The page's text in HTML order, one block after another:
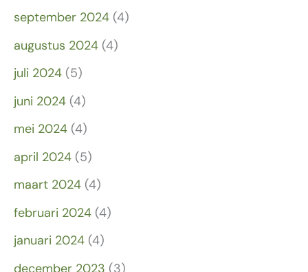
september 2024 (4)
augustus 2024 (4)
juli 2024 (5)
juni 2024 (4)
mei 2024 (4)
april 2024 (5)
maart 2024 (4)
februari 2024 (4)
januari 2024 (4)
december 2023 (3)